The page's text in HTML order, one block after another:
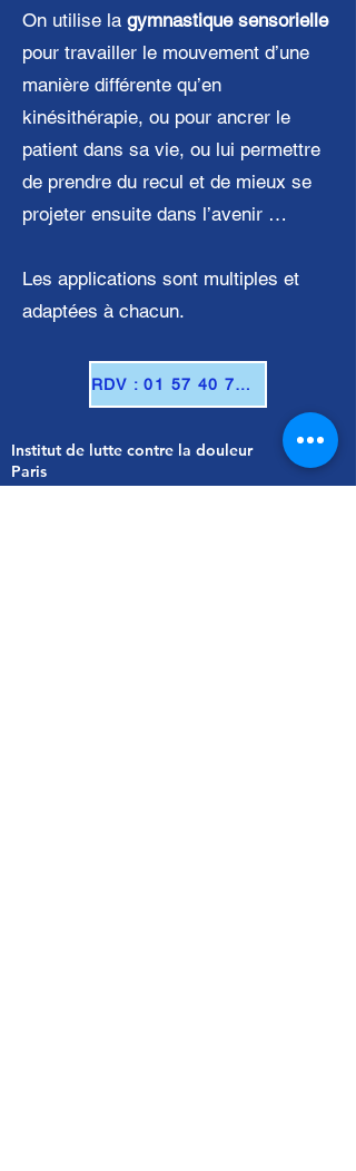
On utilise la gymnastique sensorielle
pour travailler le mouvement d’une
manière différente qu’en
kinésithérapie, ou pour ancrer le
patient dans sa vie, ou lui permettre
de prendre du recul et de mieux se
projeter ensuite dans l’avenir …
Les applications sont multiples et
adaptées à chacun.
RDV : 01 57 40 70 62
Institut de lutte contre la douleur
Paris